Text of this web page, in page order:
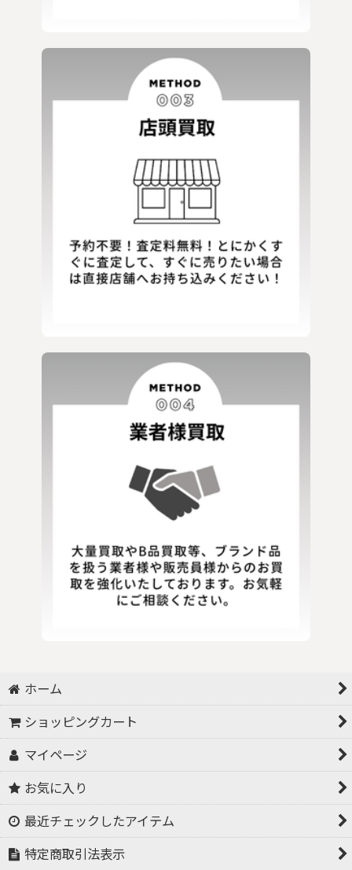
ホーム
ショッピングカート
マイページ
お気に入り
最近チェックしたアイテム
特定商取引法表示